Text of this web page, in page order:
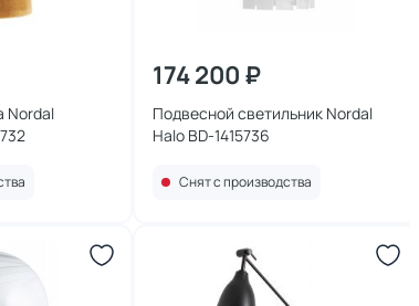
Nordal
174 200 ₽
Подвесной светильник Nordal
Halo BD-1415736
Снят с производства